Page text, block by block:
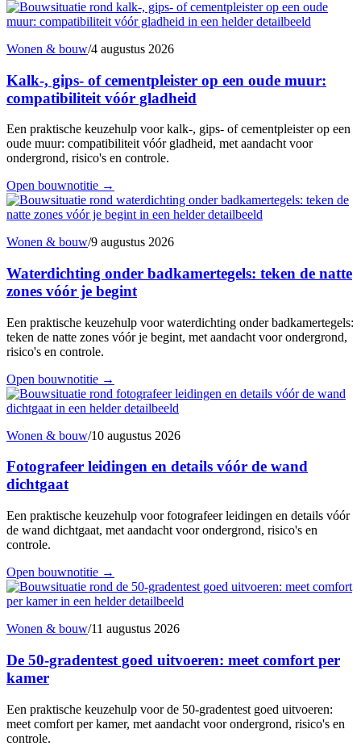
Wonen & bouw/4 augustus 2026
Kalk-, gips- of cementpleister op een oude muur:
compatibiliteit vóór gladheid
Een praktische keuzehulp voor kalk-, gips- of cementpleister op een
oude muur: compatibiliteit vóór gladheid, met aandacht voor
ondergrond, risico's en controle.
Open bouwnotitie →
Wonen & bouw/9 augustus 2026
Waterdichting onder badkamertegels: teken de natte
zones vóór je begint
Een praktische keuzehulp voor waterdichting onder badkamertegels:
teken de natte zones vóór je begint, met aandacht voor ondergrond,
risico's en controle.
Open bouwnotitie →
Wonen & bouw/10 augustus 2026
Fotografeer leidingen en details vóór de wand
dichtgaat
Een praktische keuzehulp voor fotografeer leidingen en details vóór
de wand dichtgaat, met aandacht voor ondergrond, risico's en
controle.
Open bouwnotitie →
Wonen & bouw/11 augustus 2026
De 50-gradentest goed uitvoeren: meet comfort per
kamer
Een praktische keuzehulp voor de 50-gradentest goed uitvoeren:
meet comfort per kamer, met aandacht voor ondergrond, risico's en
controle.